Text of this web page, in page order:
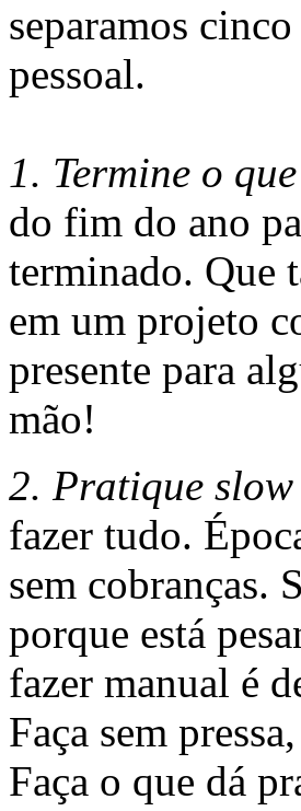
separamos
pessoal.
1. Termine o
do fim do ano
terminado. Que
em um projeto
presente para
mão!
2. Pratique
fazer tudo.
sem cobranças.
porque está
fazer manual é
Faça sem
Faça o que dá